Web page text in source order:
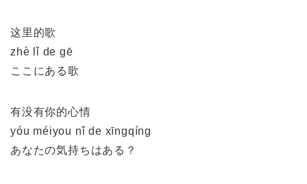
这里的歌
zhè lǐ de gē
ここにある歌
有没有你的心情
yóu méiyou nǐ de xīngqíng
あなたの気持ちはある？